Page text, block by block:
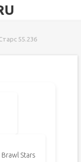
55.236
Brawl Stars